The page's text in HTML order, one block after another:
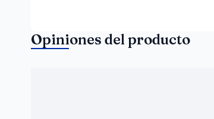
Opiniones del producto